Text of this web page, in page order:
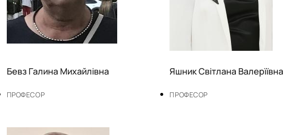
ПРОФЕСОР
Бевз Галина Михайлівна
ПРОФЕСОР
Яшник Світлана Валерїївна